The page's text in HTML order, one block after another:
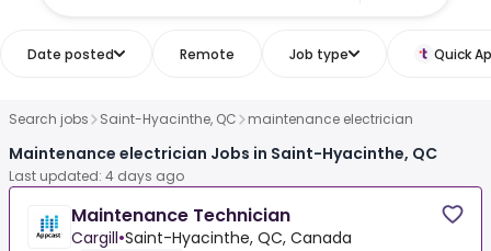
Date posted Remote Job type Quick
Search jobs Saint-Hyacinthe, QC maintenance electrician
Maintenance electrician Jobs in Saint-Hyacinthe, QC
Last updated: 4 days ago
Maintenance Technician
Cargill•Saint-Hyacinthe, QC, Canada